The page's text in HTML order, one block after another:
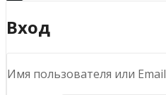
Вход
Имя пользователя или Email